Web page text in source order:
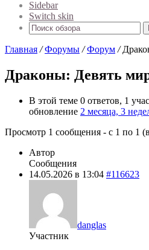
Sidebar
Switch skin
Главная / Форумы / Форум /
Драконы: Девять
В этой теме 0 ответов, 1
обновление 2 месяца, 3
Просмотр 1 сообщения - с 1 по 1
Автор
Сообщения
14.05.2026 в 13:04 #116623
danglas
Участник